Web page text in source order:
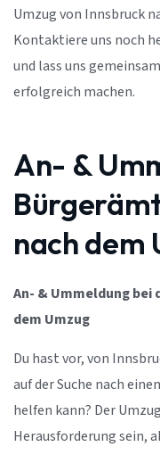
Umzug von Innsbruck
Kontaktiere uns noch
und lass uns
erfolgreich machen.
An- &
nach dem
An- & Ummeldung bei
dem Umzug
Du hast vor, von
auf der Suche nach
helfen kann? Der
Herausforderung sein,